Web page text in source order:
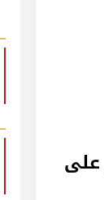
على